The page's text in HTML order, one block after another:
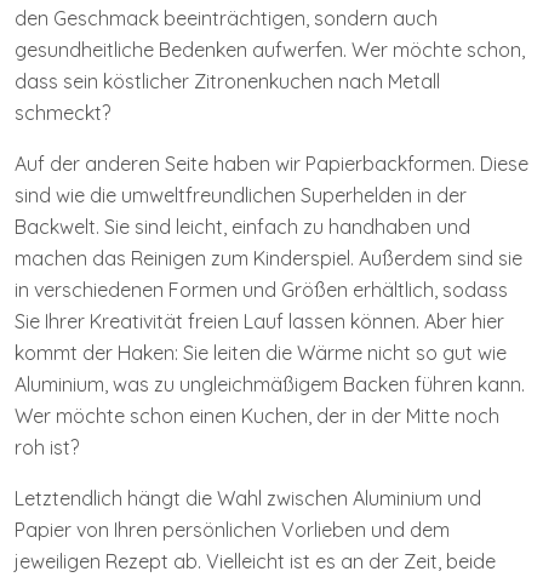
den Geschmack beeinträchtigen, sondern auch
gesundheitliche Bedenken aufwerfen. Wer möchte schon,
dass sein köstlicher Zitronenkuchen nach Metall
schmeckt?
Auf der anderen Seite haben wir Papierbackformen. Diese
sind wie die umweltfreundlichen Superhelden in der
Backwelt. Sie sind leicht, einfach zu handhaben und
machen das Reinigen zum Kinderspiel. Außerdem sind sie
in verschiedenen Formen und Größen erhältlich, sodass
Sie Ihrer Kreativität freien Lauf lassen können. Aber hier
kommt der Haken: Sie leiten die Wärme nicht so gut wie
Aluminium, was zu ungleichmäßigem Backen führen kann.
Wer möchte schon einen Kuchen, der in der Mitte noch
roh ist?
Letztendlich hängt die Wahl zwischen Aluminium und
Papier von Ihren persönlichen Vorlieben und dem
jeweiligen Rezept ab. Vielleicht ist es an der Zeit, beide